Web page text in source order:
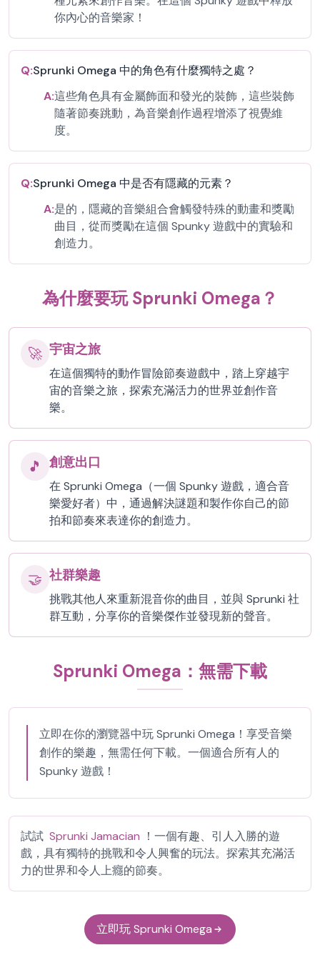
你內心的音樂家！
Q:Sprunki Omega 中的角色有什麼獨特之處？
A:這些角色具有金屬飾面和發光的裝飾，這些裝飾
隨著節奏跳動，為音樂創作過程增添了視覺維
度。
Q:Sprunki Omega 中是否有隱藏的元素？
A:是的，隱藏的音樂組合會觸發特殊的動畫和獎勵
曲目，從而獎勵在這個 Spunky 遊戲中的實驗和
創造力。
為什麼要玩 Sprunki Omega？
🚀 宇宙之旅
在這個獨特的動作冒險節奏遊戲中，踏上穿越宇
宙的音樂之旅，探索充滿活力的世界並創作音
樂。
🎵 創意出口
在 Sprunki Omega（一個 Spunky 遊戲，適合音
樂愛好者）中，通過解決謎題和製作你自己的節
拍和節奏來表達你的創造力。
🤝 社群樂趣
挑戰其他人來重新混音你的曲目，並與 Sprunki 社
群互動，分享你的音樂傑作並發現新的聲音。
Sprunki Omega：無需下載
立即在你的瀏覽器中玩 Sprunki Omega！享受音樂
創作的樂趣，無需任何下載。一個適合所有人的
Spunky 遊戲！
試試 Sprunki Jamacian ！一個有趣、引人入勝的遊
戲，具有獨特的挑戰和令人興奮的玩法。探索其充滿活
力的世界和令人上癮的節奏。
立即玩 Sprunki Omega